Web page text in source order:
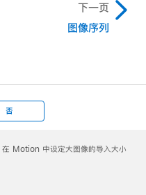
下一页
图像序列
否
在 Motion 中设定大图像的导入大小